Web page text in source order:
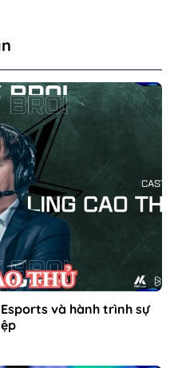
và hành trình sự